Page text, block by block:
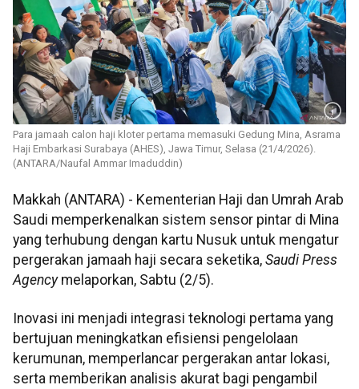
Para jamaah calon haji kloter pertama memasuki Gedung Mina, Asrama
Haji Embarkasi Surabaya (AHES), Jawa Timur, Selasa (21/4/2026).
(ANTARA/Naufal Ammar Imaduddin)
Makkah (ANTARA) - Kementerian Haji dan Umrah Arab
Saudi memperkenalkan sistem sensor pintar di Mina
yang terhubung dengan kartu Nusuk untuk mengatur
pergerakan jamaah haji secara seketika, Saudi Press
Agencymelaporkan, Sabtu (2/5).
Inovasi ini menjadi integrasi teknologi pertama yang
bertujuan meningkatkan efisiensi pengelolaan
kerumunan, memperlancar pergerakan antar lokasi,
serta memberikan analisis akurat bagi pengambil